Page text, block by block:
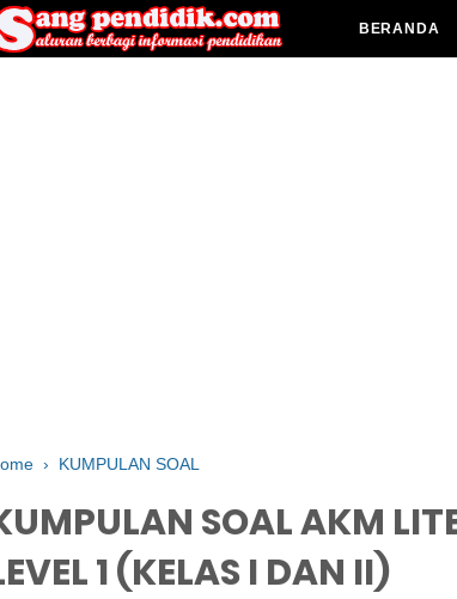
BERANDA
› KUMPULAN SOAL
SOAL AKM
1 (KELAS I DAN II)